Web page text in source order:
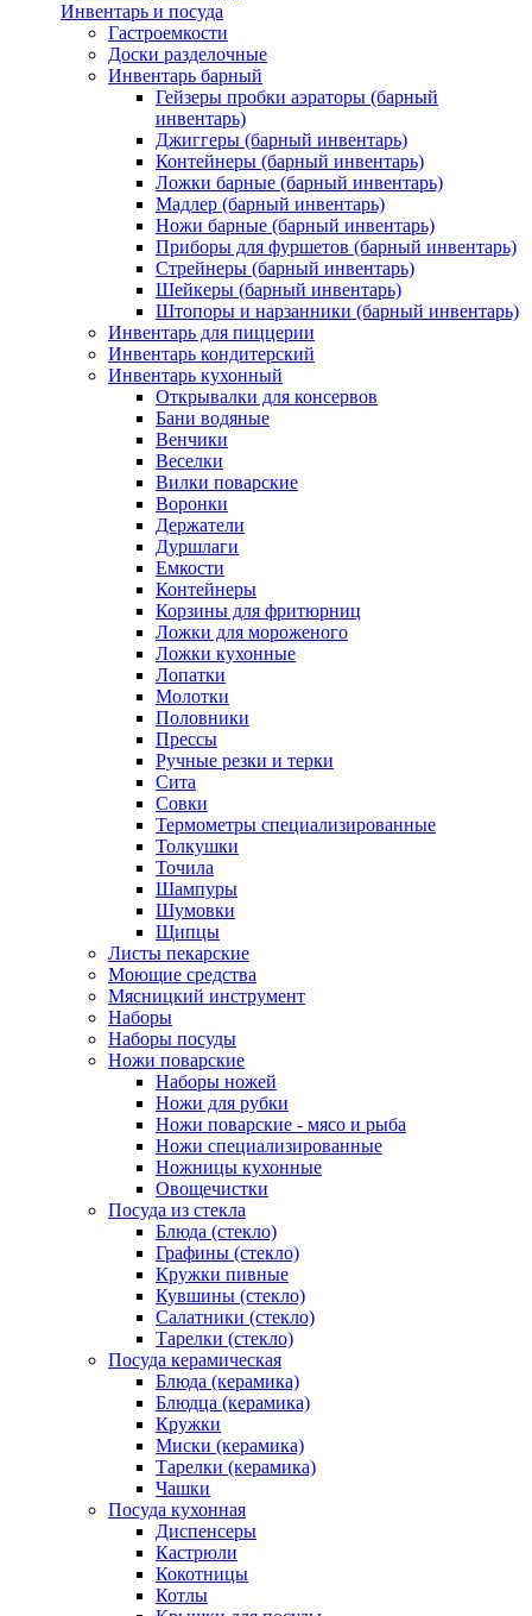
Инвентарь и посуда
Гастроемкости
Доски разделочные
Инвентарь барный
Гейзеры пробки аэраторы (барный
инвентарь)
Джиггеры (барный инвентарь)
Контейнеры (барный инвентарь)
Ложки барные (барный инвентарь)
Мадлер (барный инвентарь)
Ножи барные (барный инвентарь)
Приборы для фуршетов (барный инвентарь)
Стрейнеры (барный инвентарь)
Шейкеры (барный инвентарь)
Штопоры и нарзанники (барный инвентарь)
Инвентарь для пиццерии
Инвентарь кондитерский
Инвентарь кухонный
Открывалки для консервов
Бани водяные
Венчики
Веселки
Вилки поварские
Воронки
Держатели
Дуршлаги
Емкости
Контейнеры
Корзины для фритюрниц
Ложки для мороженого
Ложки кухонные
Лопатки
Молотки
Половники
Прессы
Ручные резки и терки
Сита
Совки
Термометры специализированные
Толкушки
Точила
Шампуры
Шумовки
Щипцы
Листы пекарские
Моющие средства
Мясницкий инструмент
Наборы
Наборы посуды
Ножи поварские
Наборы ножей
Ножи для рубки
Ножи поварские - мясо и рыба
Ножи специализированные
Ножницы кухонные
Овощечистки
Посуда из стекла
Блюда (стекло)
Графины (стекло)
Кружки пивные
Кувшины (стекло)
Салатники (стекло)
Тарелки (стекло)
Посуда керамическая
Блюда (керамика)
Блюдца (керамика)
Кружки
Миски (керамика)
Тарелки (керамика)
Чашки
Посуда кухонная
Диспенсеры
Кастрюли
Кокотницы
Котлы